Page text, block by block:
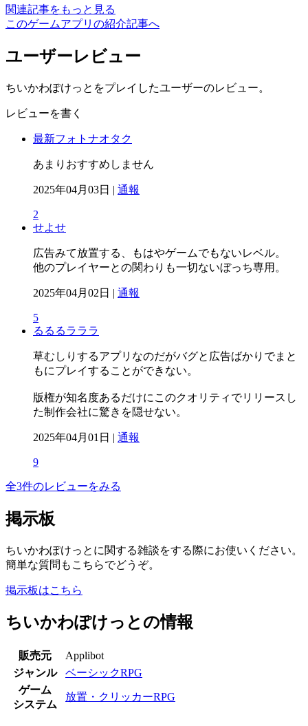
関連記事をもっと見る
このゲームアプリの紹介記事へ
ユーザーレビュー
ちいかわぽけっとをプレイしたユーザーのレビュー。
レビューを書く
最新フォトナオタク
あまりおすすめしません
2025年04月03日 | 通報
2
せよせ
広告みて放置する、もはやゲームでもないレベル。
他のプレイヤーとの関わりも一切ないぼっち専用。
2025年04月02日 | 通報
5
るるるラララ
草むしりするアプリなのだがバグと広告ばかりでまと
もにプレイすることができない。
版権が知名度あるだけにこのクオリティでリリースし
た制作会社に驚きを隠せない。
2025年04月01日 | 通報
9
全3件のレビューをみる
掲示板
ちいかわぽけっとに関する雑談をする際にお使いください。
簡単な質問もこちらでどうぞ。
掲示板はこちら
ちいかわぽけっとの情報
販売元
Applibot
ジャンル
ベーシックRPG
ゲーム
システム
放置・クリッカーRPG